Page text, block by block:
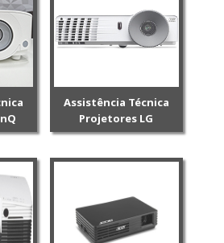
Assistência Técnica
Projetores LG